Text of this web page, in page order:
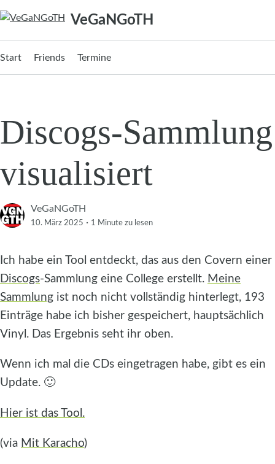
Inhalt
VeGaNGoTH
Start Friends Termine
Discogs-Sammlung
visualisiert
VeGaNGoTH
10. März 2025 · 1 Minute zu lesen
Ich habe ein Tool entdeckt, das aus den Covern einer
Discogs-Sammlung eine College erstellt. Meine
Sammlung ist noch nicht vollständig hinterlegt, 193
Einträge habe ich bisher gespeichert, hauptsächlich
Vinyl. Das Ergebnis seht ihr oben.
Wenn ich mal die CDs eingetragen habe, gibt es ein
Update. 🙂
Hier ist das Tool.
(via Mit Karacho)